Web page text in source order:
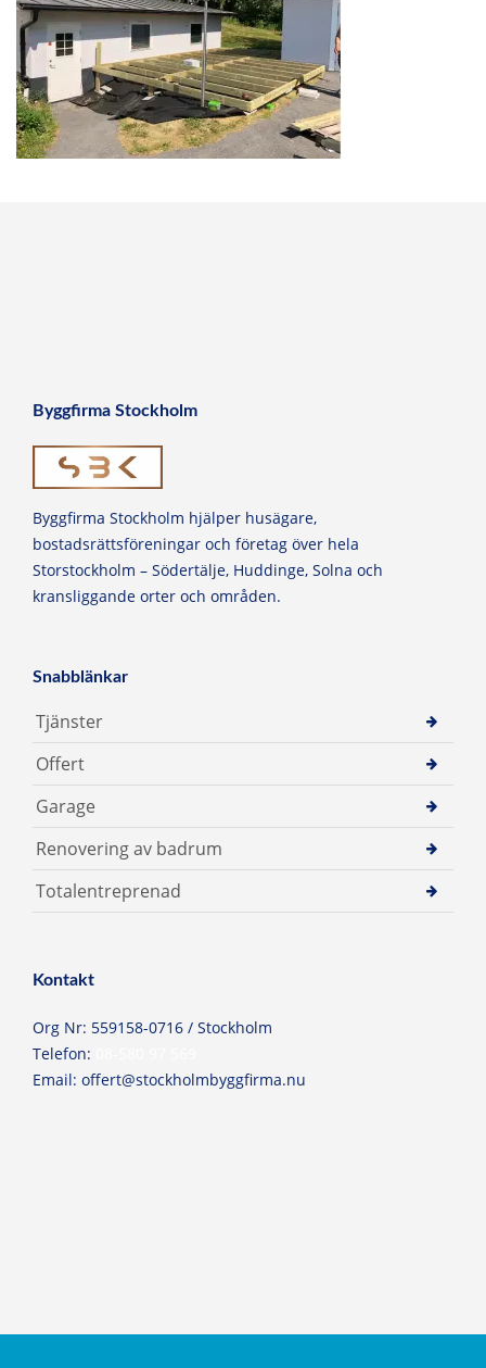
Byggfirma Stockholm
Byggfirma Stockholm hjälper husägare,
bostadsrättsföreningar och företag över hela
Storstockholm – Södertälje, Huddinge, Solna och
kransliggande orter och områden.
Snabblänkar
Tjänster
Offert
Garage
Renovering av badrum
Totalentreprenad
Kontakt
Org Nr: 559158-0716 / Stockholm
Telefon:
Email: offert@stockholmbyggfirma.nu